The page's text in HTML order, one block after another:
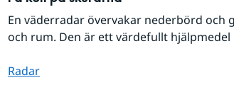
En väderradar övervakar nederbörd och
och rum. Den är ett värdefullt
Radar